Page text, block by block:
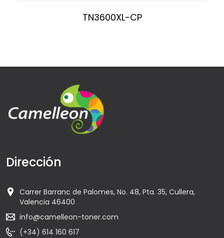
TN3600XL-CP
Dirección
Carrer Barranc de Palomes, No. 48, Pta. 35, Cullera,
Valencia 46400
info@camelleon-toner.com
(+34) 614 160 617